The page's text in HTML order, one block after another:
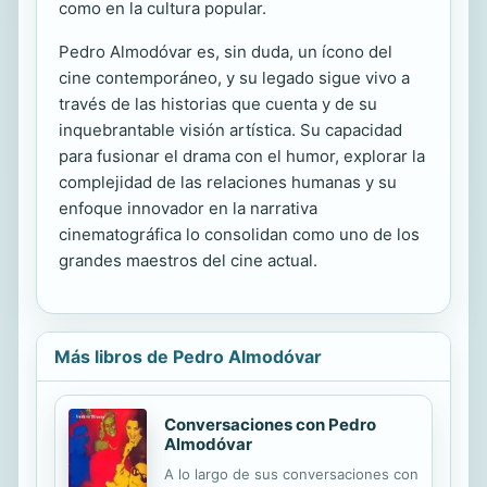
como en la cultura popular.
Pedro Almodóvar es, sin duda, un ícono del
cine contemporáneo, y su legado sigue vivo a
través de las historias que cuenta y de su
inquebrantable visión artística. Su capacidad
para fusionar el drama con el humor, explorar la
complejidad de las relaciones humanas y su
enfoque innovador en la narrativa
cinematográfica lo consolidan como uno de los
grandes maestros del cine actual.
Más libros de Pedro Almodóvar
Conversaciones con Pedro
Almodóvar
A lo largo de sus conversaciones con